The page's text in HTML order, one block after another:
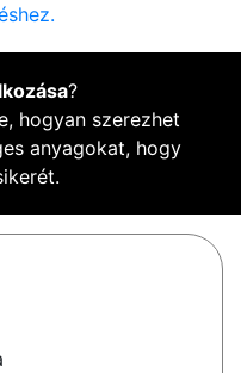
?
hogyan szerezhet
anyagokat, hogy